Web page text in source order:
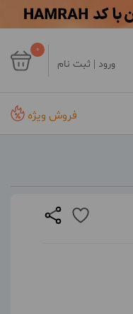
ورود | ثبت نام
0
فروش ویژه